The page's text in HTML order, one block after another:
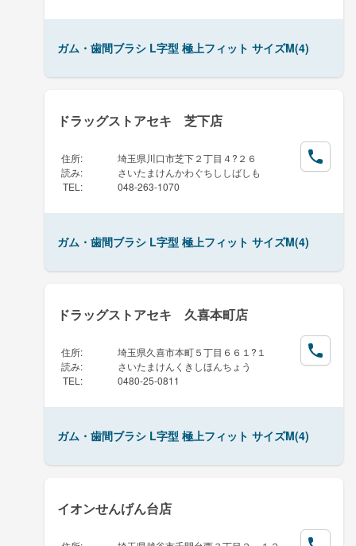
ガム・歯間ブラシ L字型 極上フィット サイズM(4)
ドラッグストアセキ 芝下店
住所:
埼玉県川口市芝下２丁目４?２６
読み:
さいたまけんかわぐちししばしも
TEL : 048-263-1070
ガム・歯間ブラシ L字型 極上フィット サイズM(4)
ドラッグストアセキ 久喜本町店
住所:
埼玉県久喜市本町５丁目６６１?１
読み:
さいたまけんくきしほんちょう
TEL : 0480-25-0811
ガム・歯間ブラシ L字型 極上フィット サイズM(4)
イオンせんげん台店